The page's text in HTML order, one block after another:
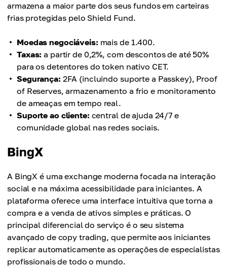
armazena a maior parte dos seus fundos em carteiras
frias protegidas pelo Shield Fund.
Moedas negociáveis: mais de 1.400.
Taxas: a partir de 0,2%, com descontos de até 50%
para os detentores do token nativo CET.
Segurança: 2FA (incluindo suporte a Passkey), Proof
of Reserves, armazenamento a frio e monitoramento
de ameaças em tempo real.
Suporte ao cliente: central de ajuda 24/7 e
comunidade global nas redes sociais.
BingX
A BingX é uma exchange moderna focada na interação
social e na máxima acessibilidade para iniciantes. A
plataforma oferece uma interface intuitiva que torna a
compra e a venda de ativos simples e práticas. O
principal diferencial do serviço é o seu sistema
avançado de copy trading, que permite aos iniciantes
replicar automaticamente as operações de especialistas
profissionais de todo o mundo.